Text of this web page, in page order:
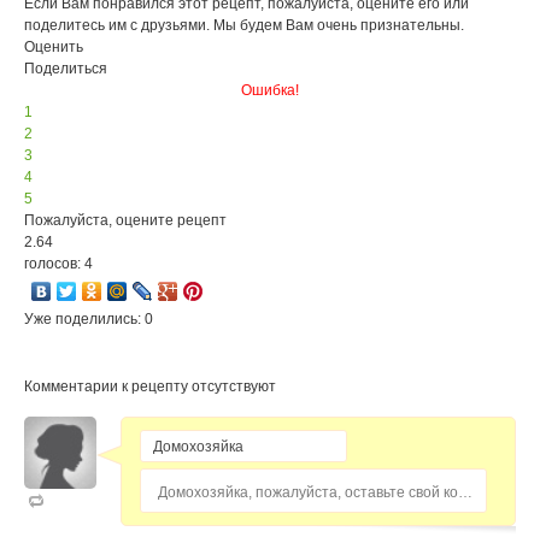
Если Вам понравился этот рецепт, пожалуйста, оцените его или
поделитесь им с друзьями. Мы будем Вам очень признательны.
Оценить
Поделиться
Ошибка!
1
2
3
4
5
Пожалуйста, оцените рецепт
2.64
голосов: 4
Уже поделились: 0
Комментарии к рецепту отсутствуют
Домохозяйка, пожалуйста, оставьте свой комментарий...